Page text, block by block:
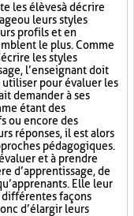
les élèves à décrire
ou leurs styles
profils et en
le plus. Comme
les styles
l’enseignant doit
utiliser pour évaluer les
demander à ses
étant des
ou encore des
réponses, il est alors
pédagogiques.
et à prendre
d’apprentissage, de
Elle leur
façons
d’élargir leurs